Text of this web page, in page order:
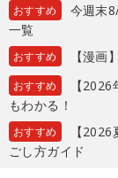
おすすめ
今週末
一覧
おすすめ 【漫画
おすすめ
【
もわかる！
おすすめ
【
ごし方ガイド